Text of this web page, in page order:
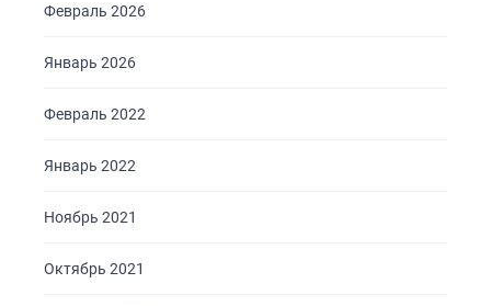
Февраль 2026
Январь 2026
Февраль 2022
Январь 2022
Ноябрь 2021
Октябрь 2021